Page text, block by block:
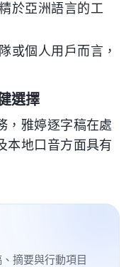
於亞洲語言的工
或個人用戶而言，
選擇
，雅婷逐字稿在處
本地口音方面具有
摘要與行動項目